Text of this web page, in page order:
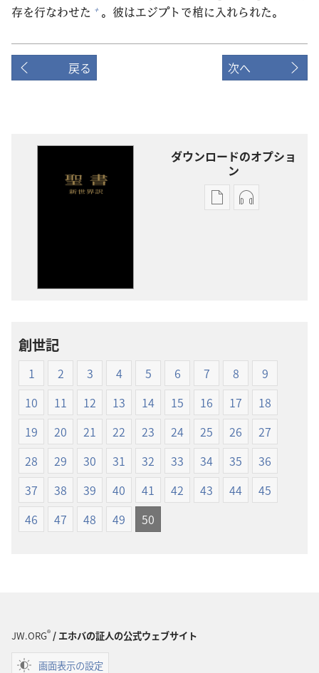
存を行なわせた + 。 彼はエジプトで棺に入れられた。
戻る 次へ
ダウンロードのオプショ
ン
出
オ
プ
ショ
ン
界
オー
オ
プ
ショ
ン
界
創世記
1 2 3 4 5 6 7 8
9
10
11 12 13 14 15 16 17
18
19
20 21 22 23 24 25 26
27
28
29 30 31 32 33 34 35
36
37
38 39 40 41 42 43 44
45
46
47 48 49 50
JW.ORG®/ エホバの証人の公式ウェブサイト
画面表示の設定